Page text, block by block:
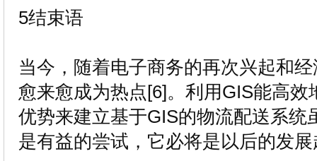
5结束语
当今，随着电子商务的再次兴起和
愈来愈成为热点[6]。利用GIS能高
优势来建立基于GIS的物流配送系统
是有益的尝试，它必将是以后的发